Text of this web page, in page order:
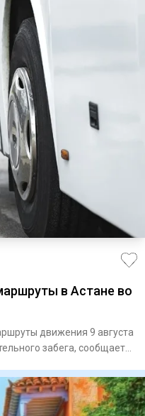
в Астане во
движения 9 августа
забега, сообщает